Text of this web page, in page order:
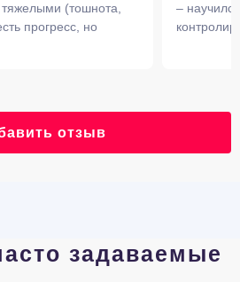
(тошнота,
прогресс, но
–
отзыв
задаваемые